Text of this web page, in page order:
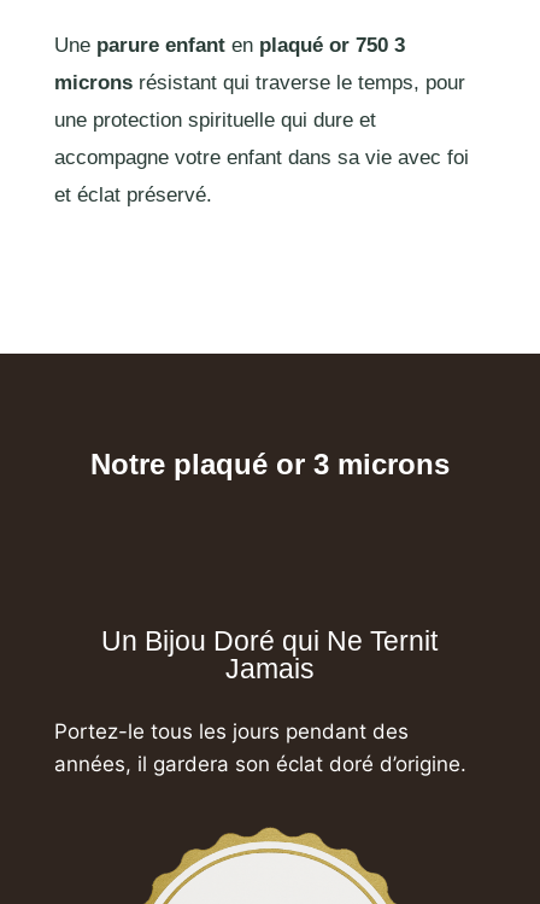
Une parure enfanten plaqué or 750 3
micronsrésistant qui traverse le temps, pour
une protection spirituelle qui dure et
accompagne votre enfant dans sa vie avec foi
et éclat préservé.
Notre plaqué or 3 microns
Un Bijou Doré qui Ne Ternit
Jamais
Portez-le tous les jours pendant des
années, il gardera son éclat doré d’origine.